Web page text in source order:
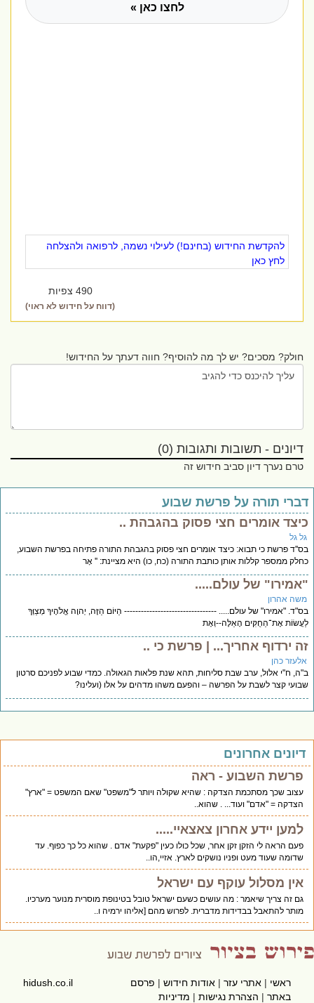
לחצו כאן »
להקדשת החידוש (בחינם!) לעילוי נשמה, לרפואה ולהצלחה
לחץ כאן
490 צפיות
(דווח על חידוש לא ראוי)
חולק? מסכים? יש לך מה להוסיף? חווה דעתך על החידוש!
דיונים - תשובות ותגובות (0)
טרם נערך דיון סביב חידוש זה
תורה על פרשת שבוע
אומרים חצי פסוק בהגבהת ..
גל
פרשת כי תבוא: כיצד אומרים חצי פסוק בהגבהת התורה פתיחה בפרשת השבוע,
ממספר קללות אותן כותבת התורה (כח, כו) היא מציינת: '' אָר
של עולם.....
אהרון
"אמירו" של עולם..... --------------------------------- הַיּוֹם הַזֶּה, יְהוָה אֱלֹהֶיךָ מְצַוְּךָ
אֶת־הַחֻקִּים הָאֵלֶּה--וְאֶת
ירדוף אחריך... | פרשת כי ..
כהן
ח"י אלול, ערב שבת סליחות, תהא שנת פלאות הגאולה. כמדי שבוע לפניכם סרטון
קצר לשבת על הפרשה – והפעם משהו מדהים על אלו (ועלינו?
אחרונים
פרשת השבוע - ראה
עצוב שכך מסתכמת הצדקה : שהיא שקולה ויותר ל"משפט" שאם המשפט = "ארץ"
הצדקה = "אדם" ועוד... . שהוא..
למען יידע אחרון צאצאיי.....
פעם הראה לי הזקן זקן אחר, שכל כולו כעין "פקעת" אדם . שהוא כל כך כפוף. עד
שדומה שעוד מעט ופניו נושקים לארץ. אזיי,הו..
אין מסלול עוקף עם ישראל
גם זה צריך שיאמר : מה עושים כשעם ישראל טובל בטינופת מוסרית מנוער מערכיו.
מותר להתאבל בבדידות מדברית. לפרוש מהם [אליהו ירמיה ו..
ראשי|אתרי עזר|אודות חידוש|פרסם
באתר|הצהרת נגישות|מדיניות
hidush.co.il